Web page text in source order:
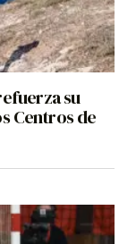
su
Centros de